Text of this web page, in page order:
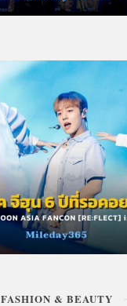
FASHION & BEAUTY